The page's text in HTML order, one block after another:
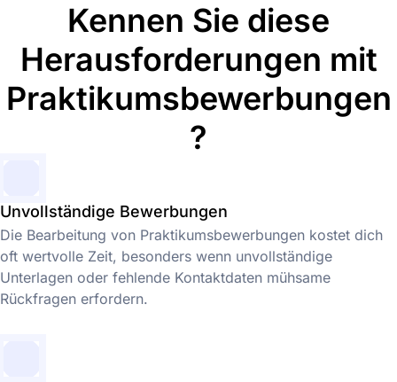
Kennen Sie diese
Herausforderungen mit
Praktikumsbewerbungen
?
Unvollständige Bewerbungen
Die Bearbeitung von Praktikumsbewerbungen kostet dich
oft wertvolle Zeit, besonders wenn unvollständige
Unterlagen oder fehlende Kontaktdaten mühsame
Rückfragen erfordern.